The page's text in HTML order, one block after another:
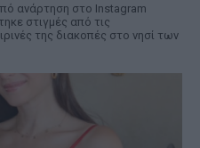
ανάρτηση στο Instagram
στιγμές από τις
της διακοπές στο νησί των